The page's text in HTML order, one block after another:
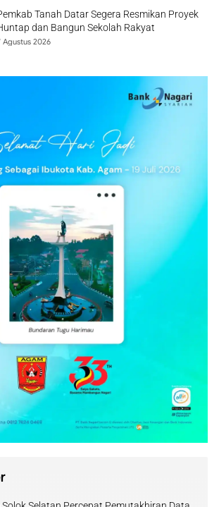
Tanah Datar Segera Resmikan Proyek
dan Bangun Sekolah Rakyat
Agustus 2026